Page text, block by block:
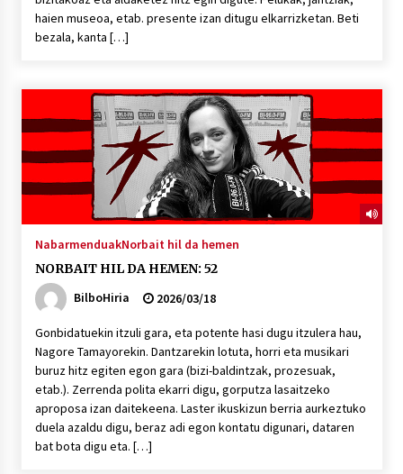
haien museoa, etab. presente izan ditugu elkarrizketan. Beti
bezala, kanta […]
NabarmenduakNorbait hil da hemen
NORBAIT HIL DA HEMEN: 52
BilboHiria
2026/03/18
Gonbidatuekin itzuli gara, eta potente hasi dugu itzulera hau,
Nagore Tamayorekin. Dantzarekin lotuta, horri eta musikari
buruz hitz egiten egon gara (bizi-baldintzak, prozesuak,
etab.). Zerrenda polita ekarri digu, gorputza lasaitzeko
aproposa izan daitekeena. Laster ikuskizun berria aurkeztuko
duela azaldu digu, beraz adi egon kontatu digunari, dataren
bat bota digu eta. […]